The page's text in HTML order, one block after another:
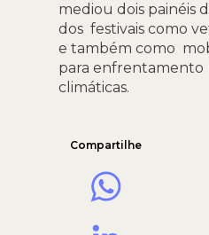
mediou dois painéis
dos festivais como
e também como
para enfrentamento
climáticas.
Compartilhe